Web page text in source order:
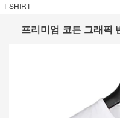
T-SHIRT
프리미엄 코튼 그래픽